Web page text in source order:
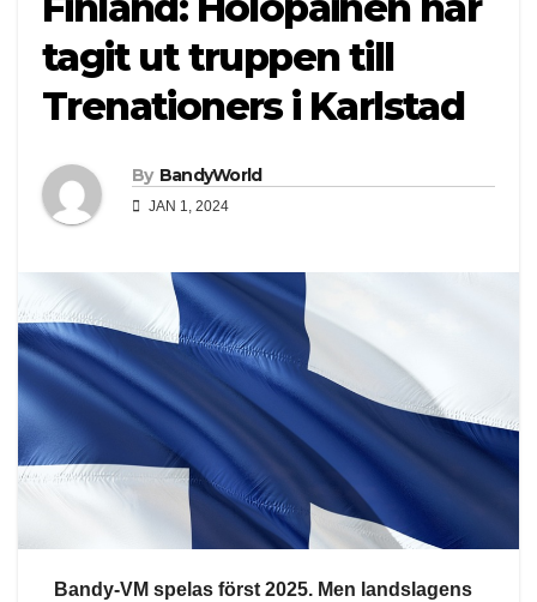
tagit ut truppen till
Trenationers i Karlstad
By BandyWorld
JAN 1, 2024
Bandy-VM spelas först 2025. Men landslagens